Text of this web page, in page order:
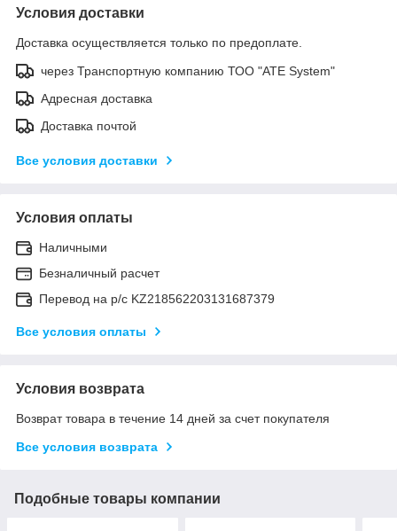
Условия доставки
Доставка осуществляется только по предоплате.
через Транспортную компанию ТОО "ATE System"
Адресная доставка
Доставка почтой
Все условия доставки
Условия оплаты
Наличными
Безналичный расчет
Перевод на р/с KZ218562203131687379
Все условия оплаты
Условия возврата
Возврат товара в течение 14 дней за счет покупателя
Все условия возврата
Подобные товары компании